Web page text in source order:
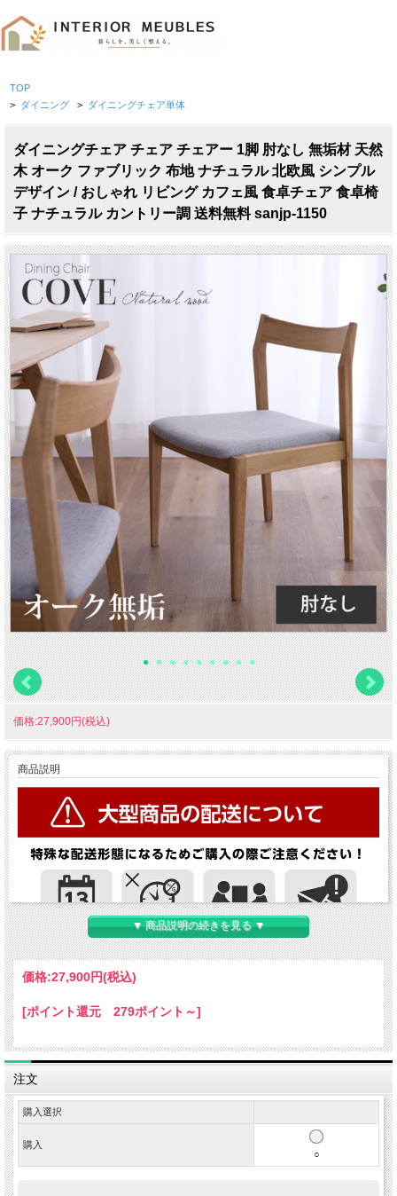
TOP
> ダイニング > ダイニングチェア単体
ダイニングチェア チェア チェアー 1脚 肘なし 無垢材 天然
木 オーク ファブリック 布地 ナチュラル 北欧風 シンプル
デザイン / おしゃれ リビング カフェ風 食卓チェア 食卓椅
子 ナチュラル カントリー調 送料無料 sanjp-1150
価格:27,900円(税込)
商品説明
▼ 商品説明の続きを見る ▼
価格:27,900円(税込)
[ポイント還元 279ポイント～]
注文
購入選択
購入
○